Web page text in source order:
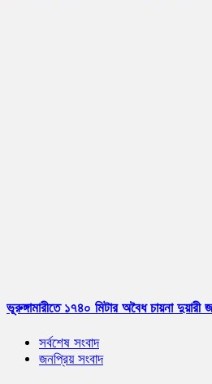
ভূরুঙ্গামারীতে ১৭৪০ মিটার অবৈধ চায়না
সর্বশেষ সংবাদ
জনপ্রিয় সংবাদ